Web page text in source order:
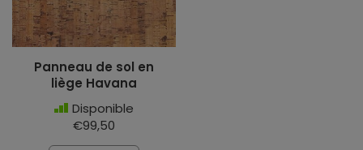
Panneau de sol en
liège Havana
Disponible
€99,50